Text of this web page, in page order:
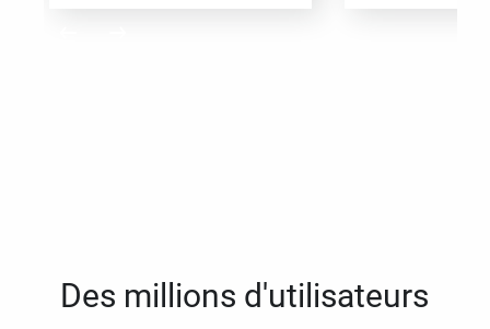
Des millions d'utilisateurs